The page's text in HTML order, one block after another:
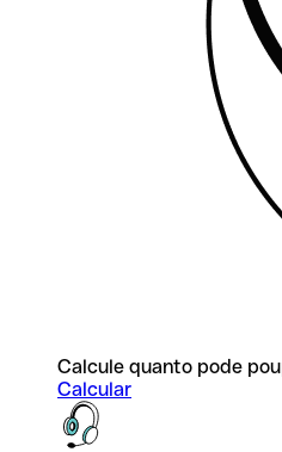
Calcule quanto pode
Calcular